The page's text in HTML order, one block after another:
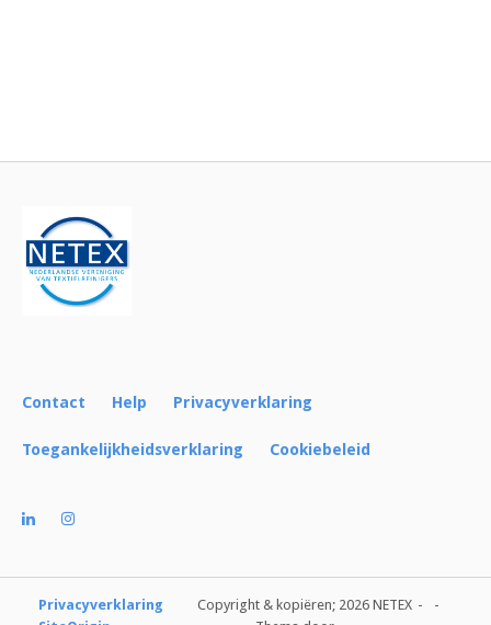
navigatie
Contact Help Privacyverklaring
Toegankelijkheidsverklaring Cookiebeleid
Copyright & kopiëren; 2026 NETEX
Privacyverklaring